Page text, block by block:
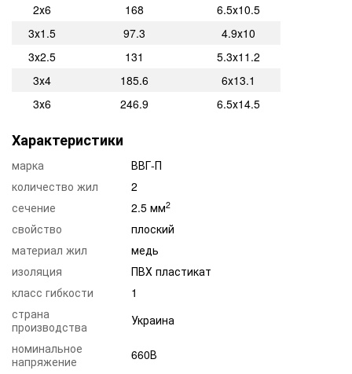
2х6
168
6.5х10.5
3х1.5
97.3
4.9х10
3х2.5
131
5.3х11.2
3х4
185.6
6х13.1
3х6
246.9 6.5х14.5
Характеристики
марка
ВВГ-П
количество жил
2
сечение
2.5 мм2
свойство
плоский
материал жил
медь
изоляция
ПВХ пластикат
класс гибкости
1
страна
производства
Украина
номинальное
напряжение
660В